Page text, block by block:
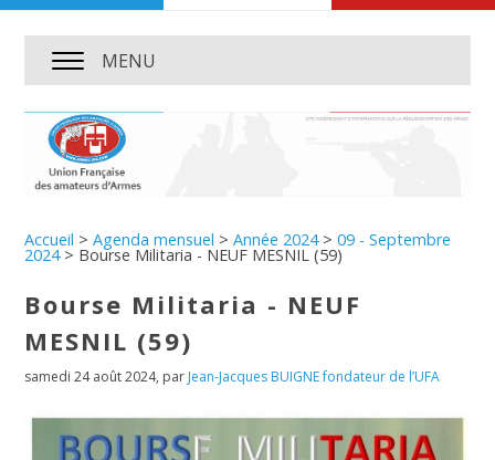
MENU
Accueil >Agenda mensuel >Année 2024>09 - Septembre
2024> Bourse Militaria - NEUF MESNIL (59)
Bourse Militaria - NEUF
MESNIL (59)
samedi 24 août 2024, par Jean-Jacques BUIGNE fondateur de l’UFA